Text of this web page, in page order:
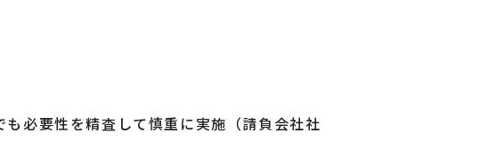
必要性を精査して慎重に実施（請負会社社